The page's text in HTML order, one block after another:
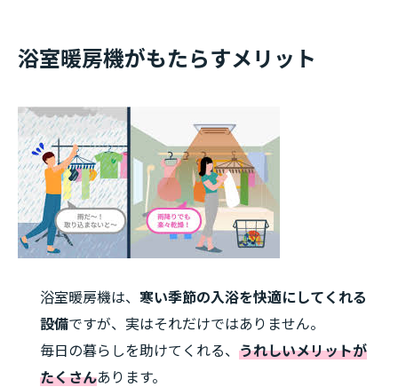
浴室暖房機がもたらすメリット
浴室暖房機は、 寒い季節の入浴を快適にしてくれる
設備ですが、実はそれだけではありません。
毎日の暮らしを助けてくれる、 うれしいメリットが
たくさんあります。